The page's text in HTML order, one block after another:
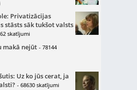
Privatizācijas
stāsts sāk tukšot valsts
skatījumi
makā nejūt - 78144
Uz ko jūs cerat, ja
- 68630 skatījumi